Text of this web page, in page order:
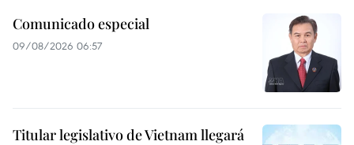
Comunicado especial
09/08/2026 06:57
Titular legislativo de Vietnam llegará